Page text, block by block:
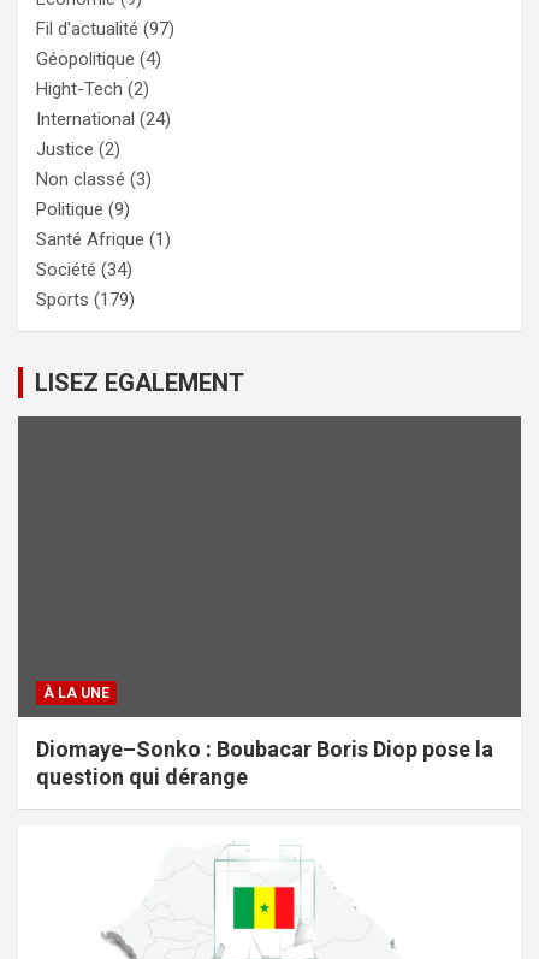
Fil d'actualité (97)
Géopolitique (4)
Hight-Tech (2)
International (24)
Justice (2)
Non classé (3)
Politique (9)
Santé Afrique (1)
Société (34)
Sports (179)
LISEZ EGALEMENT
À LA UNE
Diomaye–Sonko : Boubacar Boris Diop pose la
question qui dérange